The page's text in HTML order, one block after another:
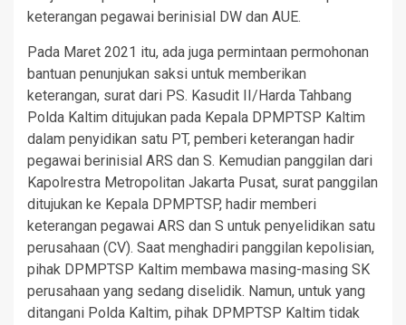
keterangan pegawai berinisial DW dan AUE.
Pada Maret 2021 itu, ada juga permintaan permohonan
bantuan penunjukan saksi untuk memberikan
keterangan, surat dari PS. Kasudit II/Harda Tahbang
Polda Kaltim ditujukan pada Kepala DPMPTSP Kaltim
dalam penyidikan satu PT, pemberi keterangan hadir
pegawai berinisial ARS dan S. Kemudian panggilan dari
Kapolrestra Metropolitan Jakarta Pusat, surat panggilan
ditujukan ke Kepala DPMPTSP, hadir memberi
keterangan pegawai ARS dan S untuk penyelidikan satu
perusahaan (CV). Saat menghadiri panggilan kepolisian,
pihak DPMPTSP Kaltim membawa masing-masing SK
perusahaan yang sedang diselidik. Namun, untuk yang
ditangani Polda Kaltim, pihak DPMPTSP Kaltim tidak